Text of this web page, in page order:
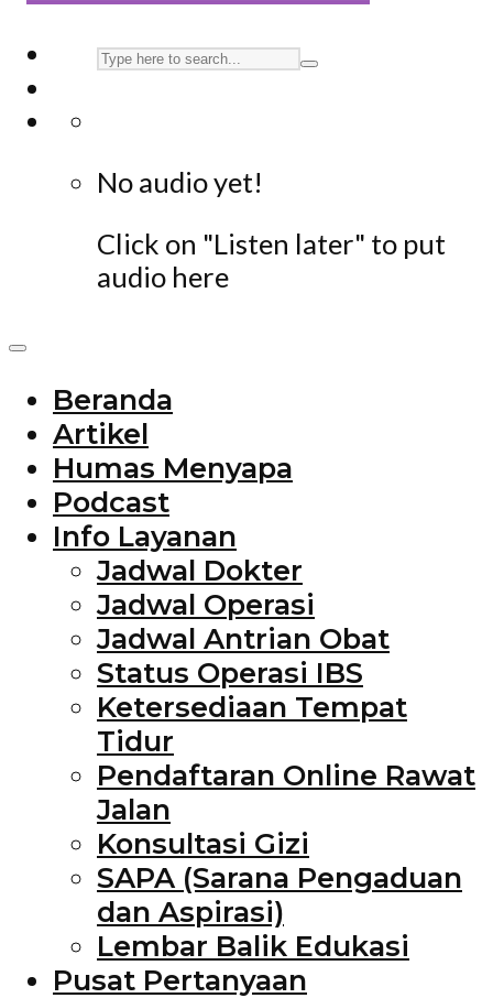
No audio yet!
Click on "Listen later" to put
audio here
Beranda
Artikel
Humas Menyapa
Podcast
Info Layanan
Jadwal Dokter
Jadwal Operasi
Jadwal Antrian Obat
Status Operasi IBS
Ketersediaan Tempat
Tidur
Pendaftaran Online Rawat
Jalan
Konsultasi Gizi
SAPA (Sarana Pengaduan
dan Aspirasi)
Lembar Balik Edukasi
Pusat Pertanyaan